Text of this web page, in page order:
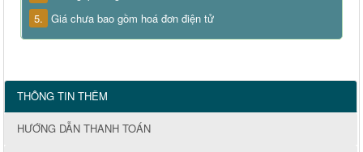
5. Giá chưa bao gồm hoá đơn điện tử
THÔNG TIN THÊM
HƯỚNG DẪN THANH TOÁN